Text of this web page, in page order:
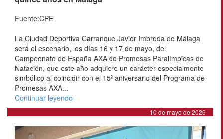
Fuente:CPE
La Ciudad Deportiva Carranque Javier Imbroda de Málaga
será el escenario, los días 16 y 17 de mayo, del
Campeonato de España AXA de Promesas Paralímpicas de
Natación, que este año adquiere un carácter especialmente
simbólico al coincidir con el 15º aniversario del Programa de
Promesas AXA...
Continuar leyendo
10 de mayo de 2026